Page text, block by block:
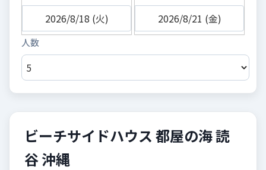
ビーチサイドハウス 都屋の海 読
谷 沖縄